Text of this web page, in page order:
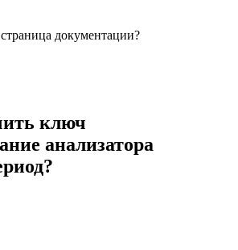
документации?
ключ
анализатора